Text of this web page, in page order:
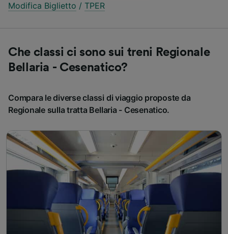
Modifica Biglietto / TPER
Che classi ci sono sui treni Regionale
Bellaria - Cesenatico?
Compara le diverse classi di viaggio proposte da
Regionale sulla tratta Bellaria - Cesenatico.